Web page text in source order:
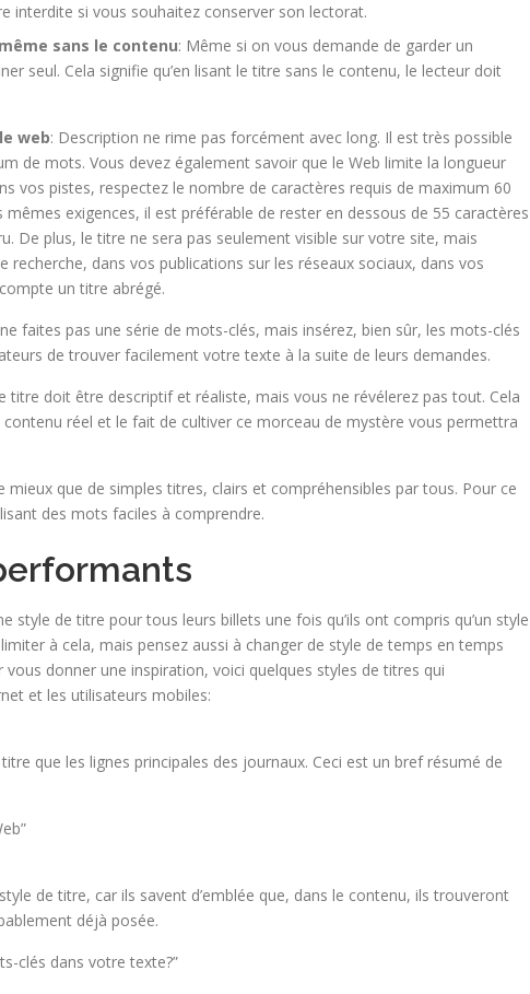
interdite si vous souhaitez conserver son lectorat.
sans le contenu: Même si on vous demande de garder un
seul. Cela signifie qu’en lisant le titre sans le contenu, le lecteur doit
web: Description ne rime pas forcément avec long. Il est très possible
de mots. Vous devez également savoir que le Web limite la longueur
vos pistes, respectez le nombre de caractères requis de maximum 60
mêmes exigences, il est préférable de rester en dessous de 55 caractères
De plus, le titre ne sera pas seulement visible sur votre site, mais
recherche, dans vos publications sur les réseaux sociaux, dans vos
un titre abrégé.
faites pas une série de mots-clés, mais insérez, bien sûr, les mots-clés
de trouver facilement votre texte à la suite de leurs demandes.
titre doit être descriptif et réaliste, mais vous ne révélerez pas tout. Cela
réel et le fait de cultiver ce morceau de mystère vous permettra
mieux que de simples titres, clairs et compréhensibles par tous. Pour ce
des mots faciles à comprendre.
de titre pour tous leurs billets une fois qu’ils ont compris qu’un style
à cela, mais pensez aussi à changer de style de temps en temps
donner une inspiration, voici quelques styles de titres qui
et les utilisateurs mobiles:
que les lignes principales des journaux. Ceci est un bref résumé de
de titre, car ils savent d’emblée que, dans le contenu, ils trouveront
déjà posée.
clés dans votre texte?”